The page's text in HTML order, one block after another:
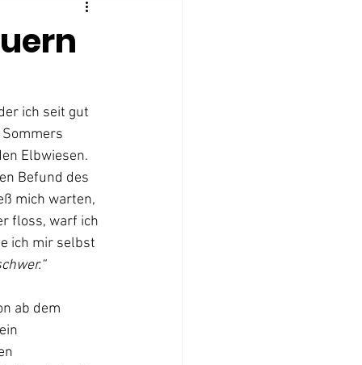
YOKO Gruppen
ich seit gut
Elbwiesen.
Befund des
mich warten,
floss, warf ich
ich mir selbst
ab dem